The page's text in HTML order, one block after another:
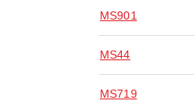
MS901
MS44
MS719